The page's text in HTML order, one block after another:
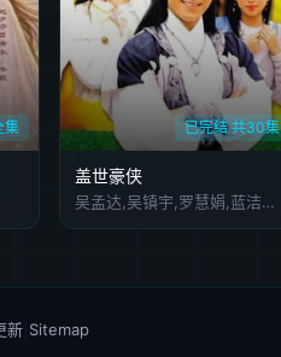
集 已完结 共30集
盖世豪侠
吴孟达,吴镇宇,罗慧娟,蓝洁瑛,周星驰
新| Sitemap